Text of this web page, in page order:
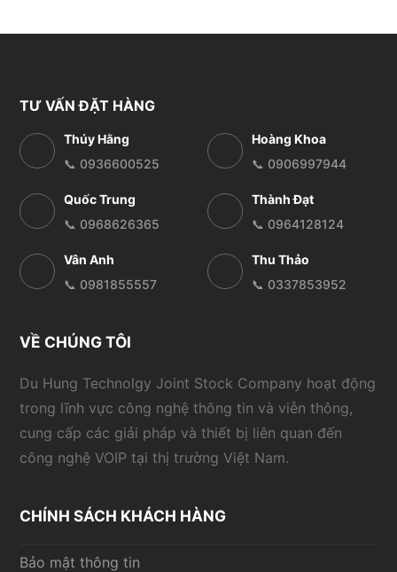
TƯ VẤN ĐẶT HÀNG
Thúy Hằng
📞 0936600525
Hoàng Khoa
📞 0906997944
Quốc Trung
📞 0968626365
Thành Đạt
📞 0964128124
Vân Anh
📞 0981855557
Thu Thảo
📞 0337853952
VỀ CHÚNG TÔI
Du Hung Technolgy Joint Stock Company hoạt động
trong lĩnh vực công nghệ thông tin và viễn thông,
cung cấp các giải pháp và thiết bị liên quan đến
công nghệ VOIP tại thị trường Việt Nam.
CHÍNH SÁCH KHÁCH HÀNG
Bảo mật thông tin